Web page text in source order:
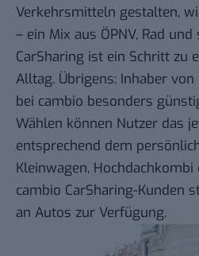
Verkehrsmitteln gestalten,
– ein Mix aus ÖPNV, Rad
CarSharing ist ein Schritt zu
Alltag. Übrigens: Inhaber
bei cambio besonders
Wählen können Nutzer das
entsprechend dem
Kleinwagen,
cambio CarSharing-Kunden
an Autos zur Verfügung.